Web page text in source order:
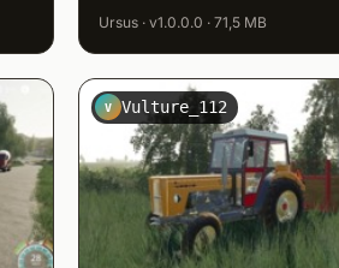
Ursus · v1.0.0.0 · 71,5 MB
V Vulture_112